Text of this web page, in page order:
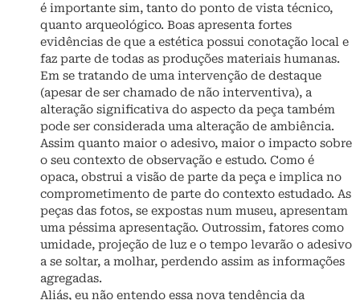
é importante sim, tanto do ponto de vista técnico,
quanto arqueológico. Boas apresenta fortes
evidências de que a estética possui conotação local e
faz parte de todas as produções materiais humanas.
Em se tratando de uma intervenção de destaque
(apesar de ser chamado de não interventiva), a
alteração significativa do aspecto da peça também
pode ser considerada uma alteração de ambiência.
Assim quanto maior o adesivo, maior o impacto sobre
o seu contexto de observação e estudo. Como é
opaca, obstrui a visão de parte da peça e implica no
comprometimento de parte do contexto estudado. As
peças das fotos, se expostas num museu, apresentam
uma péssima apresentação. Outrossim, fatores como
umidade, projeção de luz e o tempo levarão o adesivo
a se soltar, a molhar, perdendo assim as informações
agregadas.
Aliás, eu não entendo essa nova tendência da